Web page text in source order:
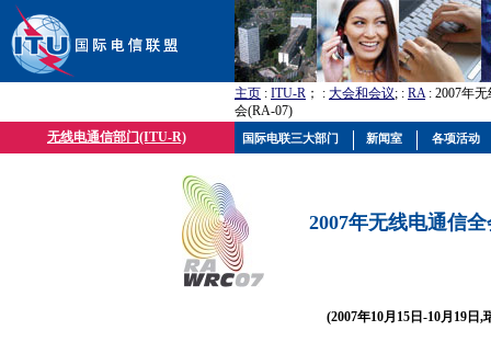
主页 : ITU-R ； : 大会和会议; : RA: 2007年
会(RA-07)
无线电通信部门(ITU-R)
2007年无线电通信
(2007年10月15日-10月19日,
国际电联三大部门 新闻室 各项活动